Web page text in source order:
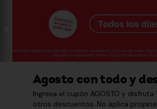
Agosto con todo y
Ingresa el cupón AGOSTO y
otros descuentos. No aplica